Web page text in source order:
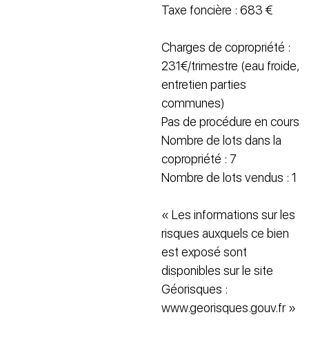
Taxe foncière : 683 €
Charges de copropriété :
231€/trimestre (eau froide,
entretien parties
communes)
Pas de procédure en cours
Nombre de lots dans la
copropriété : 7
Nombre de lots vendus : 1
« Les informations sur les
risques auxquels ce bien
est exposé sont
disponibles sur le site
Géorisques :
www.georisques.gouv.fr »